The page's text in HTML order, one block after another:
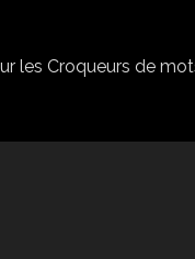
les Croqueurs de